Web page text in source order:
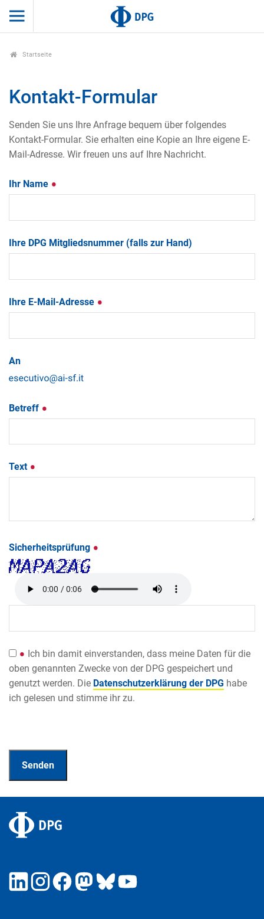
Startseite
Kontakt-Formular
Senden Sie uns Ihre Anfrage bequem über folgendes
Kontakt-Formular. Sie erhalten eine Kopie an Ihre eigene E-
Mail-Adresse. Wir freuen uns auf Ihre Nachricht.
Ihr Name
Ihre DPG Mitgliedsnummer (falls zur Hand)
Ihre E-Mail-Adresse
An
Betreff
Text
Sicherheitsprüfung
Ich bin damit einverstanden, dass meine Daten für die
oben genannten Zwecke von der DPG gespeichert und
genutzt werden. Die Datenschutzerklärung der DPG habe
ich gelesen und stimme ihr zu.